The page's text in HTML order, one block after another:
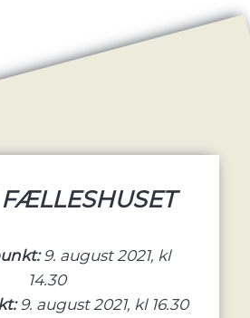
9. august 2021, kl
14.30
9. august 2021, kl 16.30